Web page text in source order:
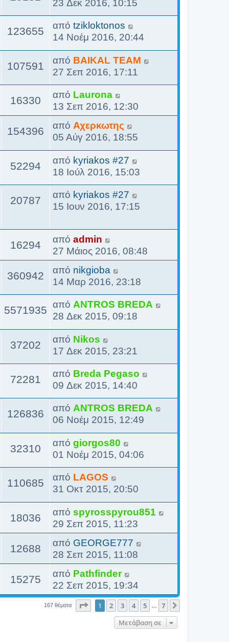
η
ς
23 Δεκ 2016, 10:15
123655 από tzikloktonos
14 Νοέμ 2016, 20:44
107591 από BAIKAL TEAM
27 Σεπ 2016, 17:11
16330 από Laurona
13 Σεπ 2016, 12:30
154396 από Αχερκωτης
05 Αύγ 2016, 18:55
52294 από kyriakos #27
18 Ιούλ 2016, 15:03
20787 από kyriakos #27
15 Ιουν 2016, 17:15
16294 από admin
27 Μάιος 2016, 08:48
360942 από nikgioba
14 Μαρ 2016, 23:18
5571935 από ANTROS BREDA
28 Δεκ 2015, 09:18
37202 από Nikos
17 Δεκ 2015, 23:21
72281 από Breda Pegaso
09 Δεκ 2015, 14:40
126836 από ANTROS BREDA
06 Νοέμ 2015, 12:49
32310 από giorgos80
01 Νοέμ 2015, 04:06
110685 από LAGOS
31 Οκτ 2015, 20:50
18036 από spyrosspyrou851
29 Σεπ 2015, 11:23
12688 από GEORGE777
28 Σεπ 2015, 11:08
15275 από Pathfinder
22 Σεπ 2015, 19:34
167 θέματα Σελίδα1 από 7
1 2 3 4 5 7
Μετάβαση σε